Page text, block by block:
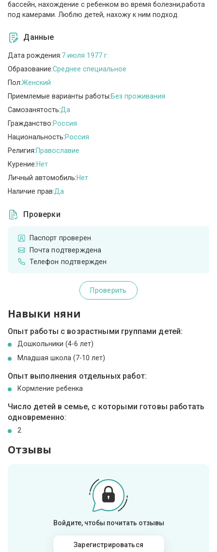
бассейн, нахождение с ребенком во время болезни,работа
под камерами. Люблю детей, нахожу к ним подход.
Данные
Дата рождения:7 июля 1977 г.
Образование:Среднее специальное
Пол:Женский
Приемлемые варианты работы:Без проживания
Самозанятость:Да
Гражданство:Россия
Национальность:Россия
Религия:Православие
Курение:Нет
Личный автомобиль:Нет
Наличие прав:Да
Проверки
Паспорт проверен
Почта подтверждена
Телефон подтвержден
Проверить
Навыки няни
Опыт работы с возрастными группами детей:
Дошкольники (4-6 лет)
Младшая школа (7-10 лет)
Опыт выполнения отдельных работ:
Кормление ребенка
Число детей в семье, с которыми готовы работать
одновременно:
2
Отзывы
Войдите, чтобы почитать отзывы
Зарегистрироваться